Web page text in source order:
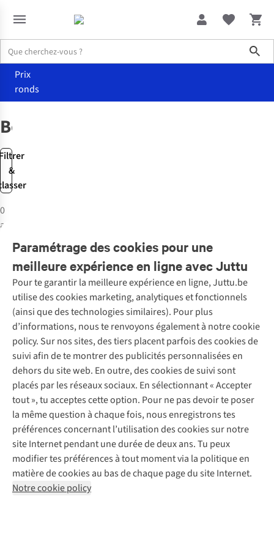
Prix
ronds
&
BeWooden
0
articles
Paramétrage des cookies pour une
meilleure expérience en ligne avec Juttu
Pour te garantir la meilleure expérience en ligne, Juttu.be
utilise des cookies marketing, analytiques et fonctionnels
(ainsi que des technologies similaires). Pour plus
d’informations, nous te renvoyons également à notre cookie
policy. Sur nos sites, des tiers placent parfois des cookies de
suivi afin de te montrer des publicités personnalisées en
dehors du site web. En outre, des cookies de suivi sont
placés par les réseaux sociaux. En sélectionnant « Accepter
tout », tu acceptes cette option. Pour ne pas devoir te poser
la même question à chaque fois, nous enregistrons tes
préférences concernant l’utilisation des cookies sur notre
site Internet pendant une durée de deux ans. Tu peux
modifier tes préférences à tout moment via la politique en
matière de cookies au bas de chaque page du site Internet.
Notre cookie policy
Service client
Questions fréquentes
Commander
Payer
10 % réduction étudiants
Klarna : post-paiement
Livraison
Retourner
Rétractation d'une commande
Garantie
Contact
Nos services
Vintage - ReJUsed
Atelier de couture
Personal shopping
Boîte à vêtements
Événements / ateliers
Juttu
Qui sommes-nous ?
Juttu Friends
Inspiration
Travailler chez Juttu
Nos magasins
Le monde de Juttu
Entrepreneuriat responsable
Déclaration d’accessibilité
Abonne-toi à la newsletter
Suivez-nous